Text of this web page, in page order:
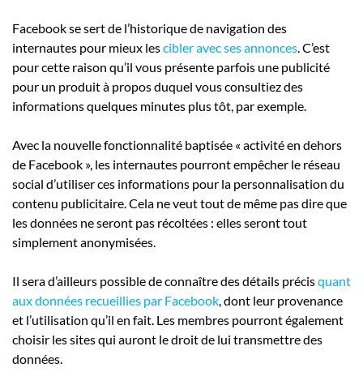
Facebook se sert de l’historique de navigation des
internautes pour mieux lescibler avec ses annonces. C’est
pour cette raison qu’il vous présente parfois une publicité
pour un produit à propos duquel vous consultiez des
informations quelques minutes plus tôt, par exemple.
Avec la nouvelle fonctionnalité baptisée « activité en dehors
de Facebook », les internautes pourront empêcher le réseau
social d’utiliser ces informations pour la personnalisation du
contenu publicitaire. Cela ne veut tout de même pas dire que
les données ne seront pas récoltées : elles seront tout
simplement anonymisées.
Il sera d’ailleurs possible de connaître des détails précisquant
aux données recueillies par Facebook, dont leur provenance
et l’utilisation qu’il en fait. Les membres pourront également
choisir les sites qui auront le droit de lui transmettre des
données.